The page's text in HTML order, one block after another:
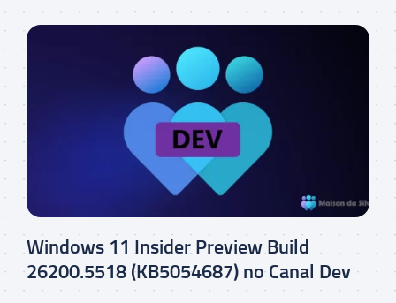
Windows 11 Insider Preview Build
26200.5518 (KB5054687) no Canal Dev